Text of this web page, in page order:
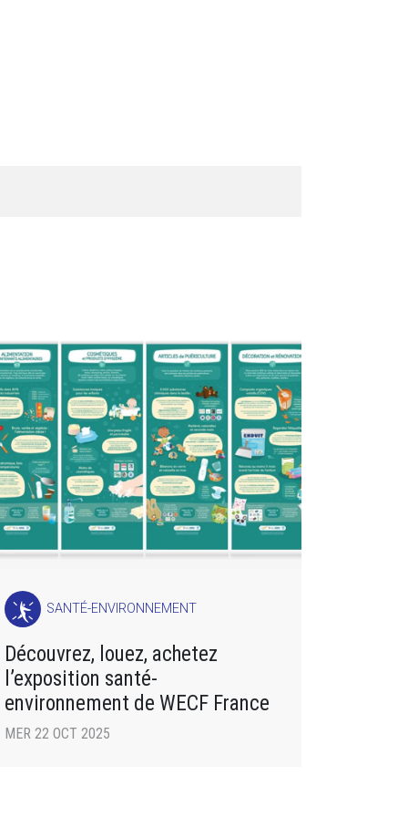
SANTÉ-ENVIRONNEMENT
Découvrez, louez, achetez
l’exposition santé-
environnement de WECF France
MER 22 OCT 2025